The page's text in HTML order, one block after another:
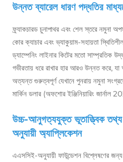
উন্নত ব্যারেল ধারণ পদ্ধতির
ফ্র্যাকচারড চুনাপাথর এবং শেল স্তরে নমুনা
কোর ক্যাচার এবং ভ্যাকুয়াম-সহায়তা
ড্যাম্পেনিং লাইনার কিটের মতো সাম্প্রতিক
গভীরতায় ধরে রাখার হার আরও উন্নত করে, যা
অত্যন্ত গুরুত্বপূর্ণ যেখানে পুনরায় নমুনা
মার্কিন ডলার (অফশোর ইঞ্জিনিয়ারিং জার্নাল
উচ্চ-আনুগত্যযুক্ত ভূতাত্ত্বিক তথ্য
অনুযায়ী অ্যাপ্লিকেশন
এএসসিই-অনুযায়ী ফাউন্ডেশন বিশ্লেষণের